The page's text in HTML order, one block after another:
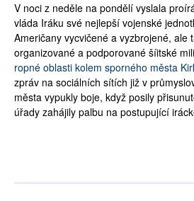
V noci z neděle na pondělí vyslala
vláda Iráku své nejlepší vojenské
Američany vycvičené a vyzbrojené, ale
organizované a podporované šíitské
ropné oblasti kolem sporného města
zpráv na sociálních sítích již v
města vypukly boje, když posily
úřady zahájily palbu na postupující